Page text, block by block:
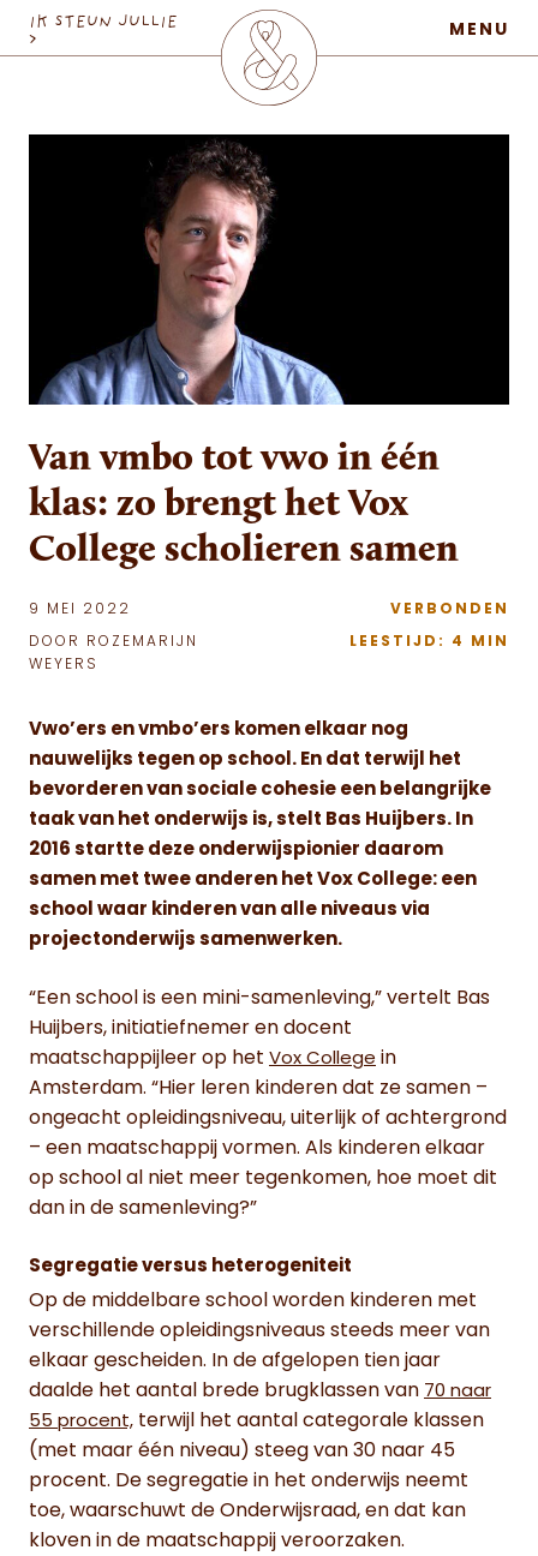
MaatschapWij
MENU
IK STEUN JULLIE
>
Van vmbo tot vwo in één
klas: zo brengt het Vox
College scholieren samen
9 MEI 2022
DOOR ROZEMARIJN
WEYERS
VERBONDEN
LEESTIJD: 4 MIN
Vwo’ers en vmbo’ers komen elkaar nog
nauwelijks tegen op school. En dat terwijl het
bevorderen van sociale cohesie een belangrijke
taak van het onderwijs is, stelt Bas Huijbers. In
2016 startte deze onderwijspionier daarom
samen met twee anderen het Vox College: een
school waar kinderen van alle niveaus via
projectonderwijs samenwerken.
“Een school is een mini-samenleving,” vertelt Bas
Huijbers, initiatiefnemer en docent
maatschappijleer op het Vox College in
Amsterdam. “Hier leren kinderen dat ze samen –
ongeacht opleidingsniveau, uiterlijk of achtergrond
– een maatschappij vormen. Als kinderen elkaar
op school al niet meer tegenkomen, hoe moet dit
dan in de samenleving?”
Segregatie versus heterogeniteit
Op de middelbare school worden kinderen met
verschillende opleidingsniveaus steeds meer van
elkaar gescheiden. In de afgelopen tien jaar
daalde het aantal brede brugklassen van 70 naar
55 procent, terwijl het aantal categorale klassen
(met maar één niveau) steeg van 30 naar 45
procent. De segregatie in het onderwijs neemt
toe, waarschuwt de Onderwijsraad, en dat kan
kloven in de maatschappij veroorzaken.